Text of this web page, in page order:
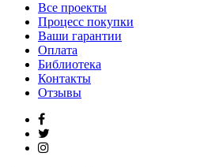
Все проекты
Процесс покупки
Ваши гарантии
Оплата
Библиотека
Контакты
Отзывы